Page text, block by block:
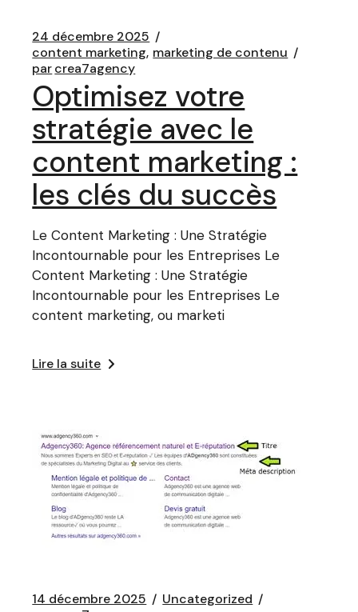
24 décembre 2025
content marketing marketing de contenu
parcrea7agency
Optimisez votre
stratégie avec le
content marketing :
les clés du succès
Le Content Marketing : Une Stratégie
Incontournable pour les Entreprises Le
Content Marketing : Une Stratégie
Incontournable pour les Entreprises Le
content marketing, ou marketi
Lire la suite
14 décembre 2025
Uncategorized